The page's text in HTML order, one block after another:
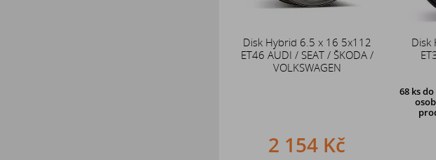
Disk Hybrid 6.5 x 16 5x112
ET46 AUDI / SEAT / ŠKODA /
VOLKSWAGEN
2 154 Kč
Disk
68 ks do